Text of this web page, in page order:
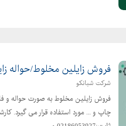
فروش زایلین مخلوط/حواله
شرکت شبانکو
فروش زایلین مخلوط به صورت حواله و